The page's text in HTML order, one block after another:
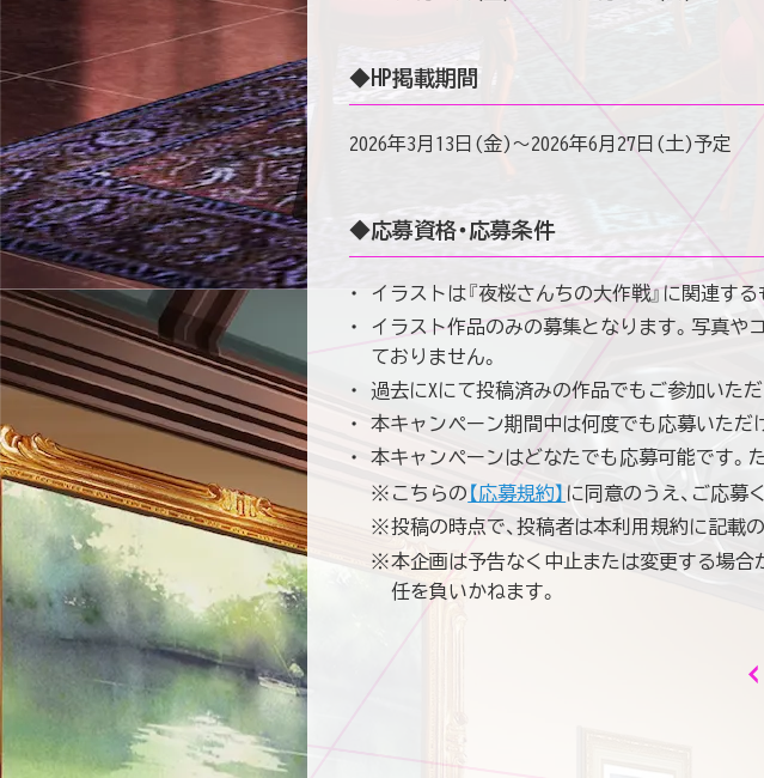
◆HP掲載期間
2026年3月13日(金)～2026年6月27日(土)予定
◆応募資格・応募条件
イラストは『夜桜さんちの大作戦』に関連する
イラスト作品のみの募集となります。写真や
ておりません。
過去にXにて投稿済みの作品でもご参加いただ
本キャンペーン期間中は何度でも応募いただ
本キャンペーンはどなたでも応募可能です。
こちらの 【応募規約】 に同意のうえ、ご応募
投稿の時点で、投稿者は本利用規約に記載
本企画は予告なく中止または変更する場
任を負いかねます。